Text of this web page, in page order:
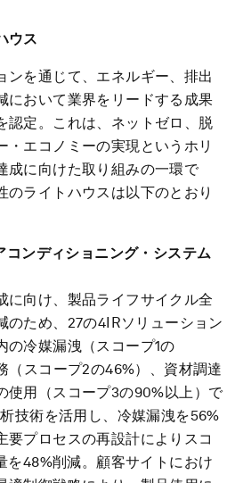
ウス
ンを通じて、エネルギー、排出
において業界をリードする成果
認定。これは、ネットゼロ、脱
・エコノミーの実現というホリ
成に向けた取り組みの一環で
のライトハウスは以下のとおり
コンディショニング・システム
に向け、製品ライフサイクル全
のため、27の4IRソリューション
の冷媒漏洩（スコープ1の
（スコープ2の46%）、資材調達
使用（スコープ3の90%以上）で
技術を活用し、冷媒漏洩を56%
要プロセスの再設計によりスコ
を48%削減。顧客サイトにおけ